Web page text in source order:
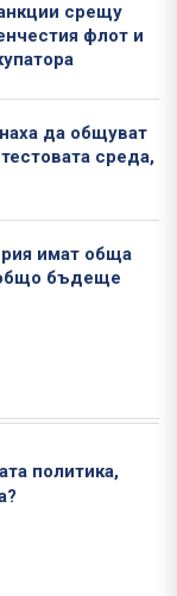
срещу
флот и
да общуват
среда,
имат обща
бъдеще
политика,